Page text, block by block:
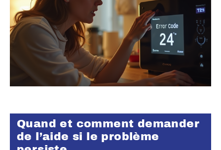
Quand et comment demander
de l’aide si le problème